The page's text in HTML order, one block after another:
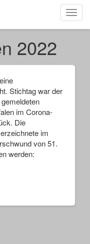
2022
Stichtag war der
im Corona-
Die
im
von 51.
werden: